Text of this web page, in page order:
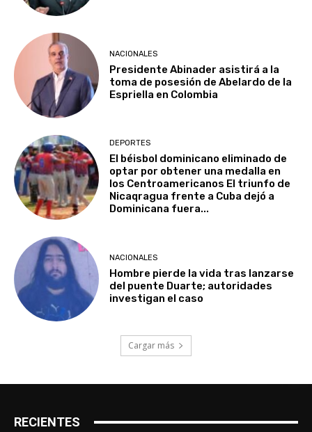
NACIONALES
Presidente Abinader asistirá a la
toma de posesión de Abelardo de la
Espriella en Colombia
DEPORTES
El béisbol dominicano eliminado de
optar por obtener una medalla en
los Centroamericanos El triunfo de
Nicaqragua frente a Cuba dejó a
Dominicana fuera...
NACIONALES
Hombre pierde la vida tras lanzarse
del puente Duarte; autoridades
investigan el caso
Cargar más
RECIENTES